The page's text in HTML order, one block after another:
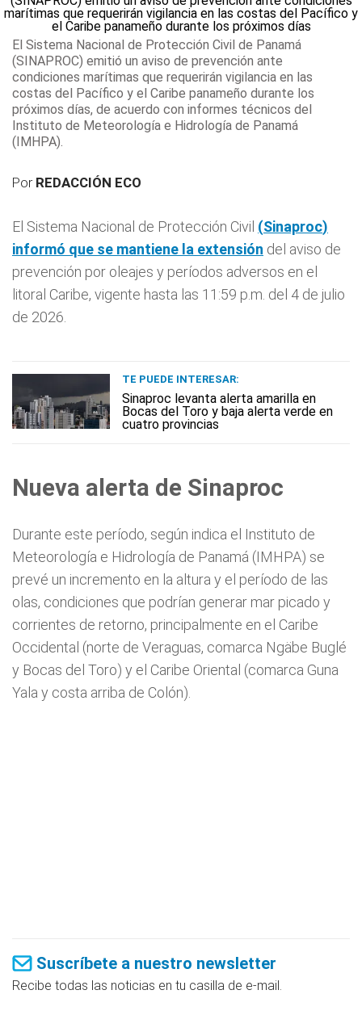
El Sistema Nacional de Protección Civil de Panamá
(SINAPROC) emitió un aviso de prevención ante
condiciones marítimas que requerirán vigilancia en las
costas del Pacífico y el Caribe panameño durante los
próximos días, de acuerdo con informes técnicos del
Instituto de Meteorología e Hidrología de Panamá
(IMHPA).
Por REDACCIÓN ECO
El Sistema Nacional de Protección Civil (Sinaproc)
informó que se mantiene la extensión del aviso de
prevención por oleajes y períodos adversos en el
litoral Caribe, vigente hasta las 11:59 p.m. del 4 de julio
de 2026.
TE PUEDE INTERESAR:
Sinaproc levanta alerta amarilla en
Bocas del Toro y baja alerta verde en
cuatro provincias
Nueva alerta de Sinaproc
Durante este período, según indica el Instituto de
Meteorología e Hidrología de Panamá (IMHPA) se
prevé un incremento en la altura y el período de las
olas, condiciones que podrían generar mar picado y
corrientes de retorno, principalmente en el Caribe
Occidental (norte de Veraguas, comarca Ngäbe Buglé
y Bocas del Toro) y el Caribe Oriental (comarca Guna
Yala y costa arriba de Colón).
Suscríbete a nuestro newsletter
Recibe todas las noticias en tu casilla de e-mail.